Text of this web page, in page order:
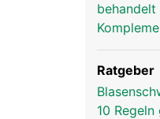
behandelt
Ratgeber
10